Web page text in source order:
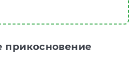
прикосновение